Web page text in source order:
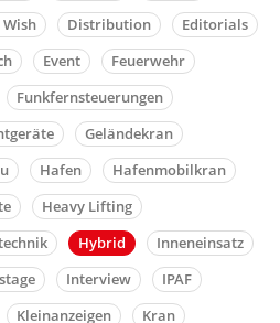
Distribution
Editorials
Event
Feuerwehr
Funkfernsteuerungen
Geländekran
Hafen
Hafenmobilkran
Heavy Lifting
Hybrid
Inneneinsatz
Interview
IPAF
Kleinanzeigen Kran